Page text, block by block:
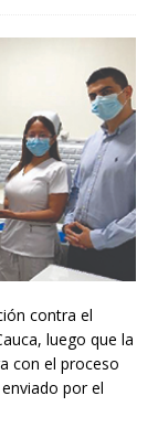
contra el
luego que la
con el proceso
por el